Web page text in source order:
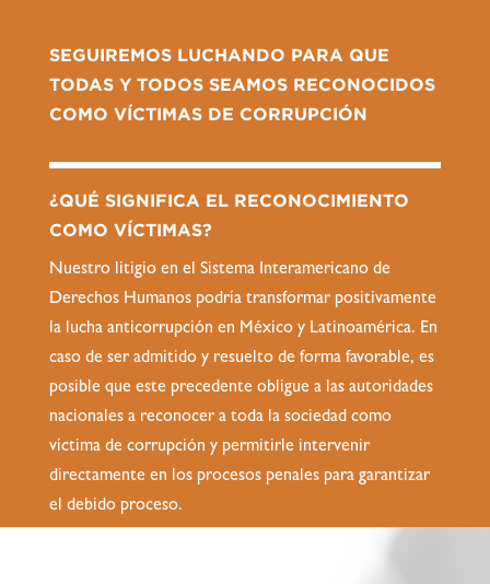
SEGUIREMOS LUCHANDO PARA QUE
TODAS Y TODOS SEAMOS RECONOCIDOS
COMO VÍCTIMAS DE CORRUPCIÓN
¿QUÉ SIGNIFICA EL RECONOCIMIENTO
COMO VÍCTIMAS?
Nuestro litigio en el Sistema Interamericano de
Derechos Humanos podría transformar positivamente
la lucha anticorrupción en México y Latinoamérica. En
caso de ser admitido y resuelto de forma favorable, es
posible que este precedente obligue a las autoridades
nacionales a reconocer a toda la sociedad como
víctima de corrupción y permitirle intervenir
directamente en los procesos penales para garantizar
el debido proceso.